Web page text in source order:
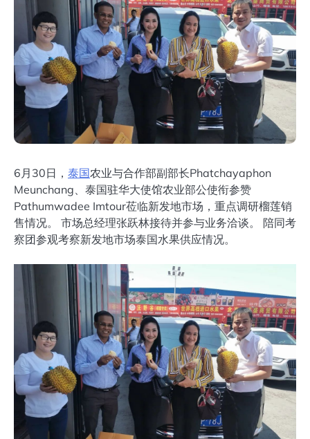
6月30日， 泰国农业与合作部副部长Phatchayaphon
Meunchang、泰国驻华大使馆农业部公使衔参赞
Pathumwadee Imtour莅临新发地市场，重点调研榴莲销
售情况。 市场总经理张跃林接待并参与业务洽谈。 陪同考
察团参观考察新发地市场泰国水果供应情况。